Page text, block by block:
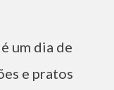
um dia de
e pratos